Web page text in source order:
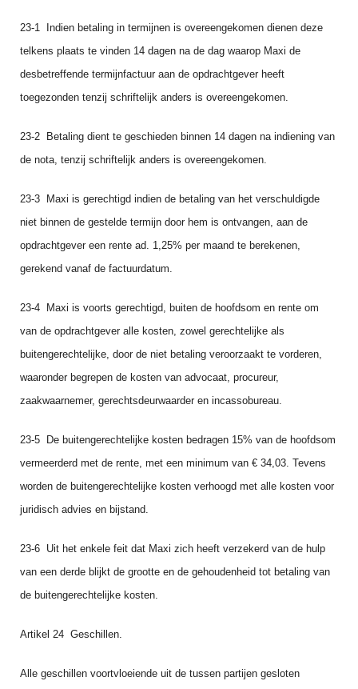
23‑1 Indien betaling in termijnen is overeengekomen dienen deze
telkens plaats te vinden 14 dagen na de dag waarop Maxi de
desbetreffende termijnfactuur aan de opdrachtgever heeft
toegezonden tenzij schriftelijk anders is overeengekomen.
23‑2 Betaling dient te geschieden binnen 14 dagen na indiening van
de nota, tenzij schriftelijk anders is overeengekomen.
23‑3 Maxi is gerechtigd indien de betaling van het verschuldigde
niet binnen de gestelde termijn door hem is ontvangen, aan de
opdrachtgever een rente ad. 1,25% per maand te berekenen,
gerekend vanaf de factuurdatum.
23‑4 Maxi is voorts gerechtigd, buiten de hoofdsom en rente om
van de opdrachtgever alle kosten, zowel gerechtelijke als
buitengerechtelijke, door de niet betaling veroorzaakt te vorderen,
waaronder begrepen de kosten van advocaat, procureur,
zaakwaarnemer, gerechtsdeur­waarder en incassobureau.
23‑5 De buitengerechtelijke kosten bedragen 15% van de hoofdsom
vermeerderd met de rente, met een minimum van € 34,03. Tevens
worden de buitengerechtelijke kosten verhoogd met alle kosten voor
juridisch advies en bijstand.
23‑6 Uit het enkele feit dat Maxi zich heeft verzekerd van de hulp
van een derde blijkt de grootte en de gehoudenheid tot betaling van
de buitengerechtelijke kosten.
Artikel 24 Geschillen.
Alle geschillen voortvloeiende uit de tussen partijen geslo­ten